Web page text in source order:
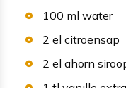
100 ml water
2 el citroensap
2 el ahorn